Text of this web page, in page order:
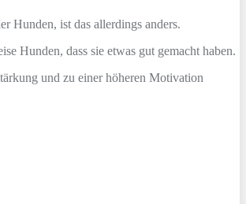
Hunden, ist das allerdings anders.
Hunden, dass sie etwas gut gemacht haben.
und zu einer höheren Motivation